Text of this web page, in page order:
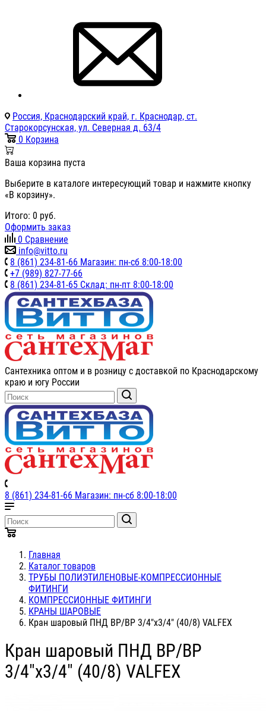
Россия, Краснодарский край, г. Краснодар, ст.
Старокорсунская, ул. Северная д. 63/4
0 Корзина
Ваша корзина пуста
Выберите в каталоге интересующий товар и нажмите кнопку
«В корзину».
Итого: 0 руб.
Оформить заказ
0 Сравнение
info@vitto.ru
8 (861) 234-81-66 Магазин: пн-сб 8:00-18:00
+7 (989) 827-77-66
8 (861) 234-81-65 Склад: пн-пт 8:00-18:00
Сантехника оптом и в розницу с доставкой по Краснодарскому
краю и югу России
8 (861) 234-81-66 Магазин: пн-сб 8:00-18:00
Главная
Каталог товаров
ТРУБЫ ПОЛИЭТИЛЕНОВЫЕ-КОМПРЕССИОННЫЕ
ФИТИНГИ
КОМПРЕССИОННЫЕ ФИТИНГИ
КРАНЫ ШАРОВЫЕ
Кран шаровый ПНД ВР/ВР 3/4"х3/4" (40/8) VALFEX
Кран шаровый ПНД ВР/ВР
3/4"х3/4" (40/8) VALFEX